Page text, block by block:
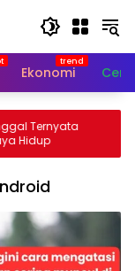
Ekonomi
Ternyata